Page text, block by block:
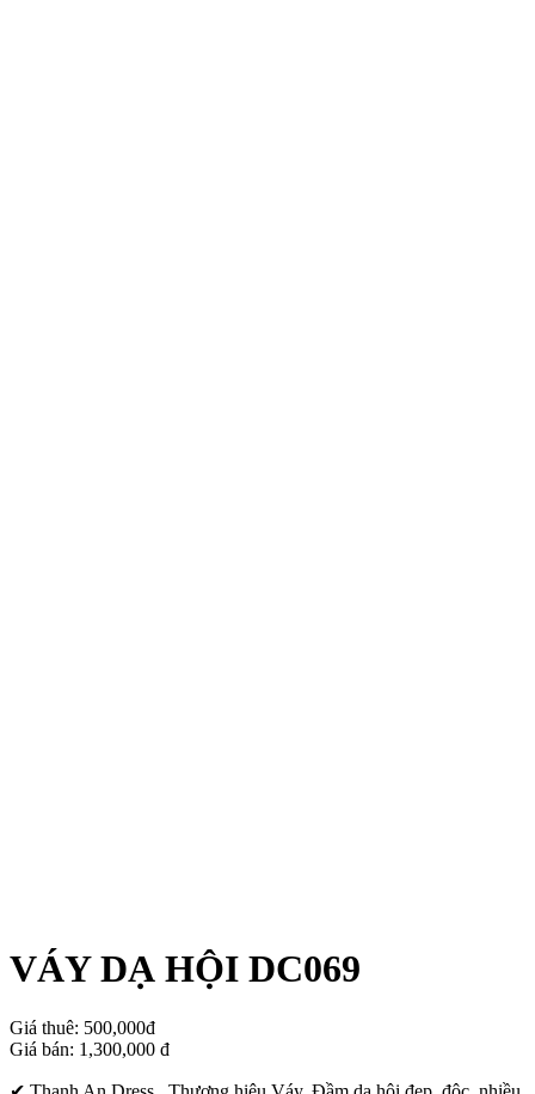
VÁY DẠ HỘI DC069
Giá thuê: 500,000đ
Giá bán: 1,300,000 đ